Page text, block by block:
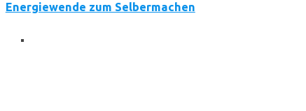
Energiewende zum Selbermachen